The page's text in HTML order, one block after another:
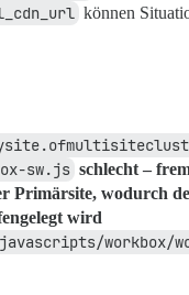
können
sw.js schlecht –
Primärsite, wodurch
wird
workbox/